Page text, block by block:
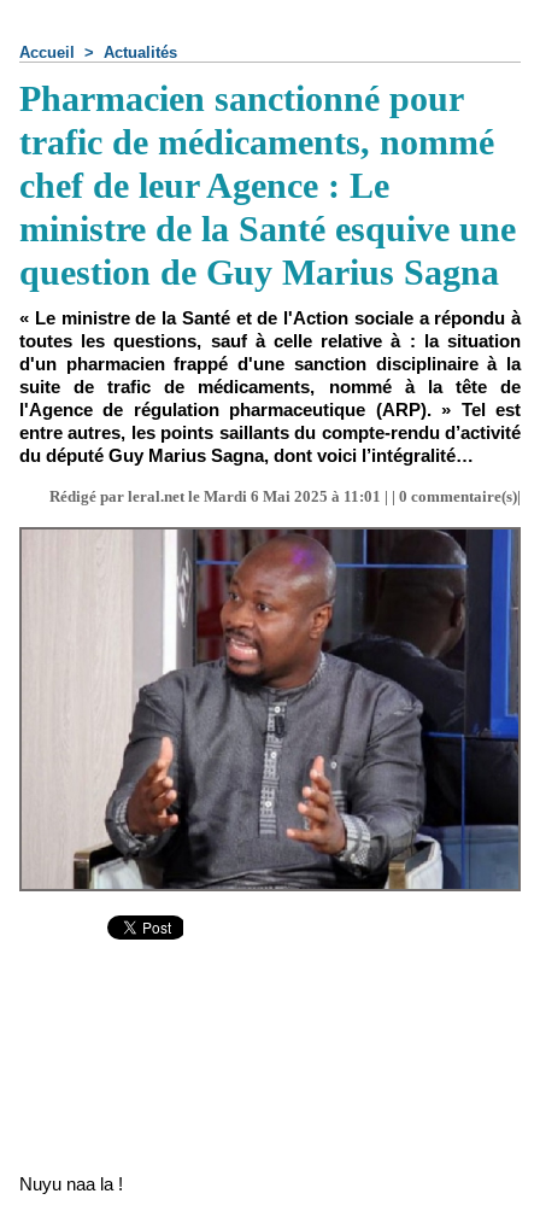
Accueil > Actualités
Pharmacien sanctionné pour
trafic de médicaments, nommé
chef de leur Agence : Le
ministre de la Santé esquive une
question de Guy Marius Sagna
« Le ministre de la Santé et de l'Action sociale a répondu à
toutes les questions, sauf à celle relative à : la situation
d'un pharmacien frappé d'une sanction disciplinaire à la
suite de trafic de médicaments, nommé à la tête de
l'Agence de régulation pharmaceutique (ARP). » Tel est
entre autres, les points saillants du compte-rendu d’activité
du député Guy Marius Sagna, dont voici l’intégralité…
Rédigé par leral.net le Mardi 6 Mai 2025 à 11:01 | | 0 commentaire(s)|
Nuyu naa la !